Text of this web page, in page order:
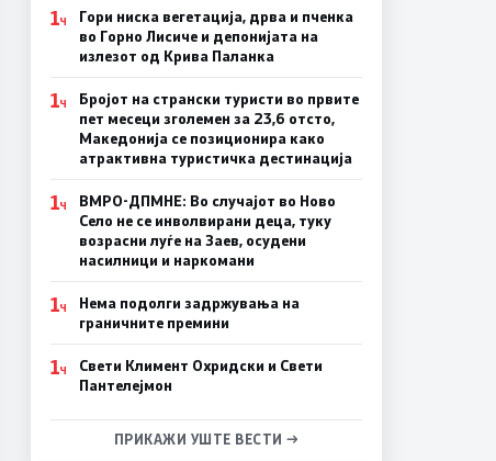
1Ч
Гори ниска вегетација, дрва и пченка
во Горно Лисиче и депонијата на
излезот од Крива Паланка
1Ч
Бројот на странски туристи во првите
пет месеци зголемен за 23,6 отсто,
Македонија се позиционира како
атрактивна туристичка дестинација
1Ч
ВМРО-ДПМНЕ: Во случајот во Ново
Село не се инволвирани деца, туку
возрасни луѓе на Заев, осудени
насилници и наркомани
1Ч
Нема подолги задржувања на
граничните премини
1Ч
Свети Климент Охридски и Свети
Пантелејмон
ПРИКАЖИ УШТЕ ВЕСТИ →